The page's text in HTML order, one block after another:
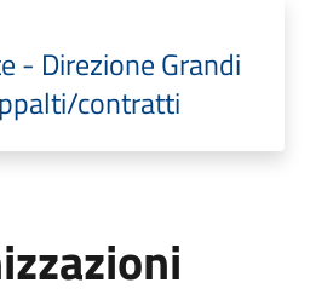
- Direzione Grandi
contratti